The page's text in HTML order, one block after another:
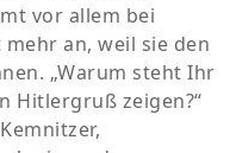
vor allem bei
an, weil sie den
„Warum steht Ihr
Hitlergruß zeigen?“